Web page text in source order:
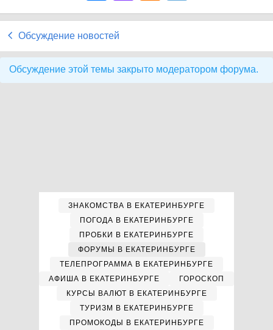
Обсуждение новостей
Обсуждение этой темы закрыто модератором форума.
ЗНАКОМСТВА В ЕКАТЕРИНБУРГЕ
ПОГОДА В ЕКАТЕРИНБУРГЕ
ПРОБКИ В ЕКАТЕРИНБУРГЕ
ФОРУМЫ В ЕКАТЕРИНБУРГЕ
ТЕЛЕПРОГРАММА В ЕКАТЕРИНБУРГЕ
АФИША В ЕКАТЕРИНБУРГЕ
ГОРОСКОП
КУРСЫ ВАЛЮТ В ЕКАТЕРИНБУРГЕ
ТУРИЗМ В ЕКАТЕРИНБУРГЕ
ПРОМОКОДЫ В ЕКАТЕРИНБУРГЕ